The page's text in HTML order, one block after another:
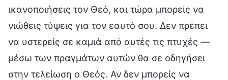
ικανοποιήσεις τον Θεό, και τώρα μπορείς να
νιώθεις τύψεις για τον εαυτό σου. Δεν πρέπει
να υστερείς σε καμιά από αυτές τις πτυχές —
μέσω των πραγμάτων αυτών θα σε οδηγήσει
στην τελείωση ο Θεός. Αν δεν μπορείς να